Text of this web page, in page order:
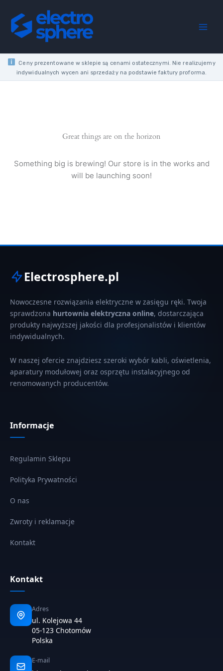
content
Ceny prezentowane w sklepie są cenami ostatecznymi. Nie realizujemy
indywidualnych wycen ani sprzedaży na podstawie faktury proforma.
Great things are on the horizon
Something big is brewing! Our store is in the works and
will be launching soon!
Electrosphere.pl
Nowoczesne rozwiązania elektryczne w zasięgu ręki. Twoja
sprawdzona hurtownia elektryczna online, dostarczająca
produkty najwyższej jakości dla profesjonalistów i klientów
indywidualnych.
W naszej ofercie znajdziesz szeroki wybór kabli, oświetlenia,
aparatury modułowej oraz osprzętu instalacyjnego od
renomowanych producentów.
Informacje
Regulamin Sklepu
Polityka Prywatności
O nas
Zwroty i reklamacje
Kontakt
Kontakt
Adres
ul. Kolejowa 44
05-123 Chotomów
Polska
E-mail
HF
WHITE
ANGLE
quantity